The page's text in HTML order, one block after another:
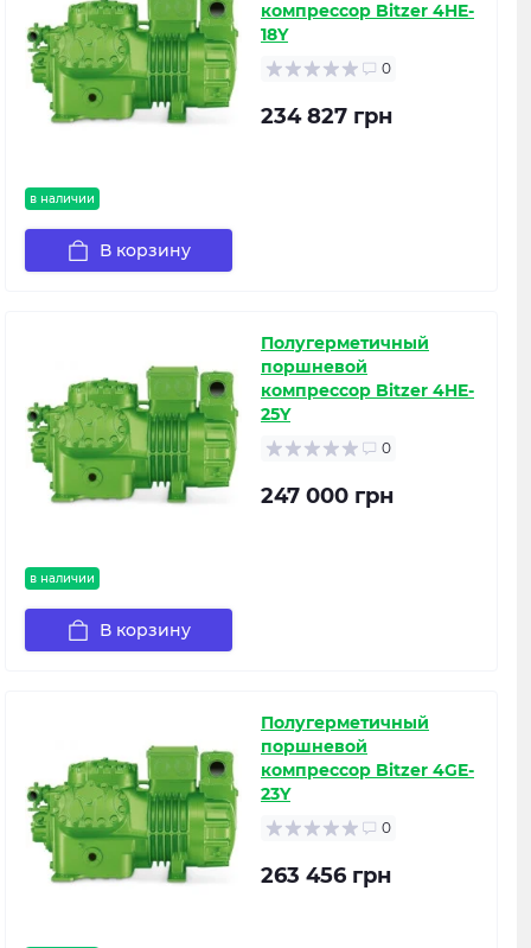
в наличии
компрессор Bitzer 4HE-
18Y
0
234 827 грн
В корзину
в наличии
Полугерметичный
поршневой
компрессор Bitzer 4HE-
25Y
0
247 000 грн
В корзину
Полугерметичный
поршневой
компрессор Bitzer 4GE-
23Y
0
263 456 грн